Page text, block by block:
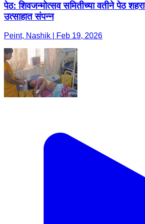
पेठ: शिवजन्मोत्सव समितीच्या वतीने पेठ
उत्साहात संपन्न
Peint, Nashik | Feb 19, 2026